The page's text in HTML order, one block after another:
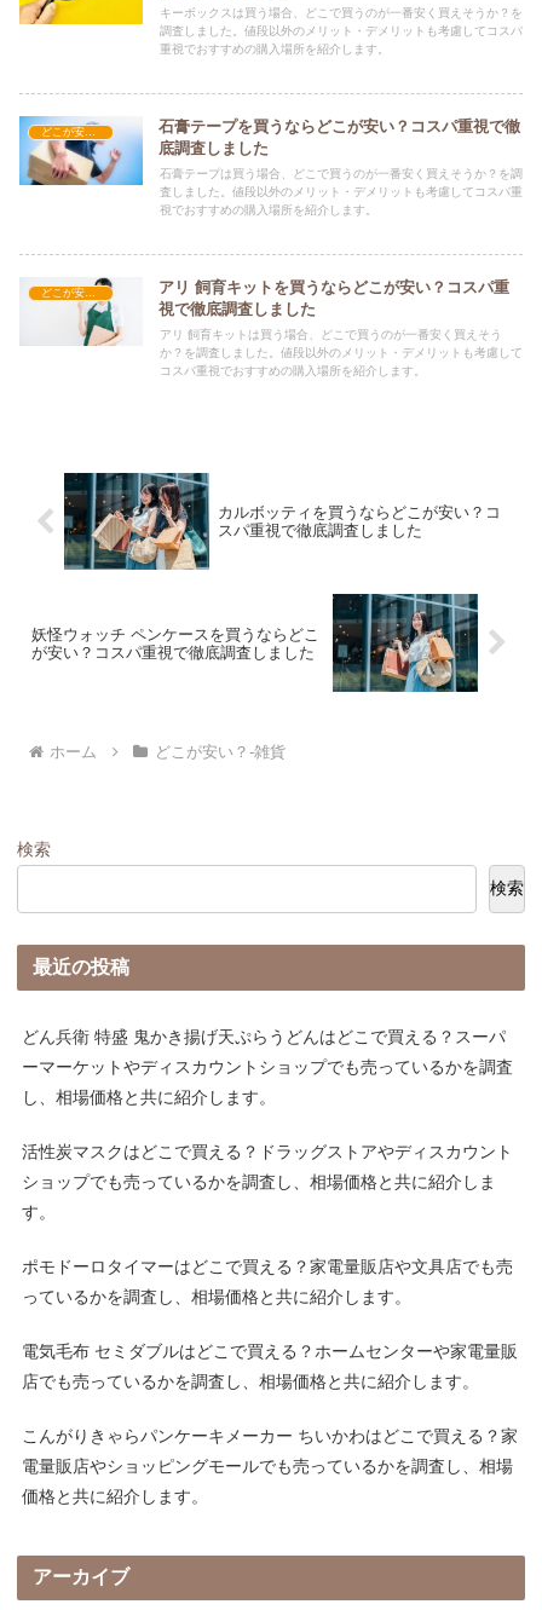
キーボックスは買う場合、どこで買うのが一番安く買えそうか？を
調査しました。値段以外のメリット・デメリットも考慮してコスパ
重視でおすすめの購入場所を紹介します。
どこが安い？-雑貨
石膏テープを買うならどこが安い？コスパ重視で徹
底調査しました
石膏テープは買う場合、どこで買うのが一番安く買えそうか？を調
査しました。値段以外のメリット・デメリットも考慮してコスパ重
視でおすすめの購入場所を紹介します。
どこが安い？-雑貨
アリ 飼育キットを買うならどこが安い？コスパ重
視で徹底調査しました
アリ 飼育キットは買う場合、どこで買うのが一番安く買えそう
か？を調査しました。値段以外のメリット・デメリットも考慮して
コスパ重視でおすすめの購入場所を紹介します。
カルボッティを買うならどこが安い？コ
スパ重視で徹底調査しました
妖怪ウォッチ ペンケースを買うならどこ
が安い？コスパ重視で徹底調査しました
ホーム どこが安い？-雑貨
検索
検索
最近の投稿
どん兵衛 特盛 鬼かき揚げ天ぷらうどんはどこで買える？スーパ
ーマーケットやディスカウントショップでも売っているかを調査
し、相場価格と共に紹介します。
活性炭マスクはどこで買える？ドラッグストアやディスカウント
ショップでも売っているかを調査し、相場価格と共に紹介しま
す。
ポモドーロタイマーはどこで買える？家電量販店や文具店でも売
っているかを調査し、相場価格と共に紹介します。
電気毛布 セミダブルはどこで買える？ホームセンターや家電量販
店でも売っているかを調査し、相場価格と共に紹介します。
こんがりきゃらパンケーキメーカー ちいかわはどこで買える？家
電量販店やショッピングモールでも売っているかを調査し、相場
価格と共に紹介します。
アーカイブ